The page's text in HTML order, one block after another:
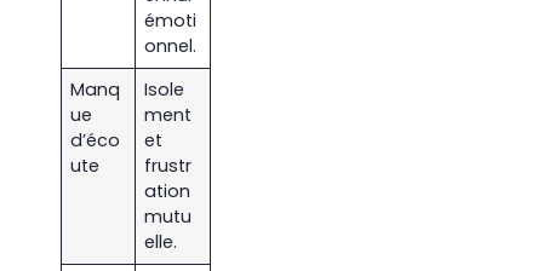
émoti
onnel.
Manq
ue
d’éco
ute
Isole
ment
et
frustr
ation
mutu
elle.